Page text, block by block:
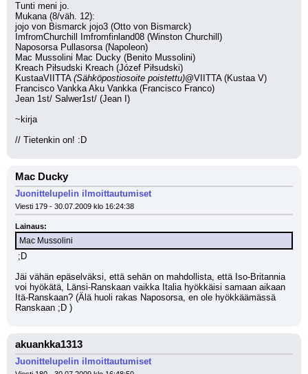
Tunti meni jo.
Mukana (8/väh. 12):
jojo von Bismarck jojo3 (Otto von Bismarck)
ImfromChurchill Imfromfinland08 (Winston Churchill)
Naposorsa Pullasorsa (Napoleon)
Mac Mussolini Mac Ducky (Benito Mussolini)
Kreach Piłsudski Kreach (Józef Piłsudski)
KustaaVIITTA (Sähköpostiosoite poistettu)@VIITTA (Kustaa V)
Francisco Vankka Aku Vankka (Francisco Franco)
Jean 1st/ Salwer1st/ (Jean I)
~kirja
// Tietenkin on! :D
Mac Ducky
Juonittelupelin ilmoittautumiset
Viesti 179 - 30.07.2009 klo 16:24:38
Lainaus:
Mac Mussolini
;D
Jäi vähän epäselväksi, että sehän on mahdollista, että Iso-Britannia
voi hyökätä, Länsi-Ranskaan vaikka Italia hyökkäisi samaan aikaan
Itä-Ranskaan? (Älä huoli rakas Naposorsa, en ole hyökkäämässä
Ranskaan ;D )
akuankka1313
Juonittelupelin ilmoittautumiset